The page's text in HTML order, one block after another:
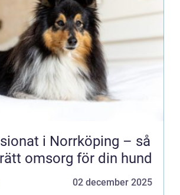
i Norrköping – så
omsorg för din hund
02 december 2025